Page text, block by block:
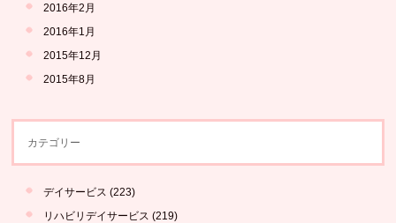
2016年2月
2016年1月
2015年12月
2015年8月
カテゴリー
デイサービス (223)
リハビリデイサービス (219)